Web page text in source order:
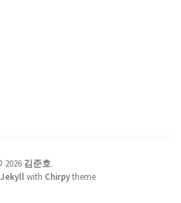
2026 김준호.
Jekyll with Chirpytheme